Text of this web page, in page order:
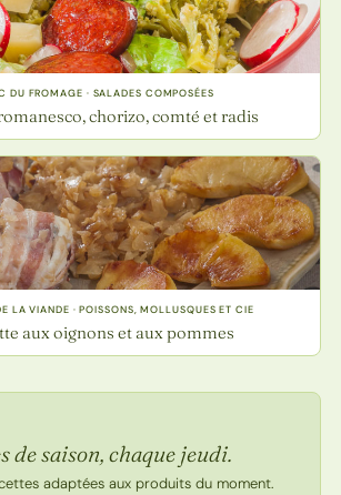
DU FROMAGE · SALADES COMPOSÉES
chorizo, comté et radis
LA VIANDE · POISSONS, MOLLUSQUES ET CIE
aux oignons et aux pommes
de saison, chaque jeudi.
adaptées aux produits du moment.